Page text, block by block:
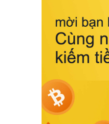
hồi chuẩn
cột sống.
Bên cạnh
sản phẩm
tế còn giúp
khuẩn và
thời tiết
thêm các
động của
phòng ngủ